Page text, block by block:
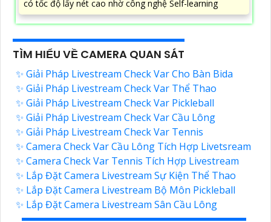
có tốc độ lấy nét cao nhờ công nghệ Self-learning
TÌM HIỂU VỀ CAMERA QUAN SÁT
✨ Giải Pháp Livestream Check Var Cho Bàn Bida
✨ Giải Pháp Livestream Check Var Thể Thao
✨ Giải Pháp Livestream Check Var Pickleball
✨ Giải Pháp Livestream Check Var Cầu Lông
✨ Giải Pháp Livestream Check Var Tennis
✨ Camera Check Var Cầu Lông Tích Hợp Livetsream
✨ Camera Check Var Tennis Tích Hợp Livestream
✨ Lắp Đặt Camera Livestream Sự Kiện Thể Thao
✨ Lắp Đặt Camera Livestream Bộ Môn Pickleball
✨ Lắp Đặt Camera Livestream Sân Cầu Lông